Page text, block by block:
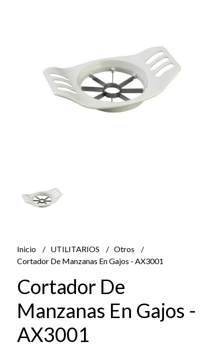
Inicio UTILITARIOS
Otros
Cortador De Manzanas En Gajos - AX3001
Cortador De
Manzanas En Gajos -
AX3001